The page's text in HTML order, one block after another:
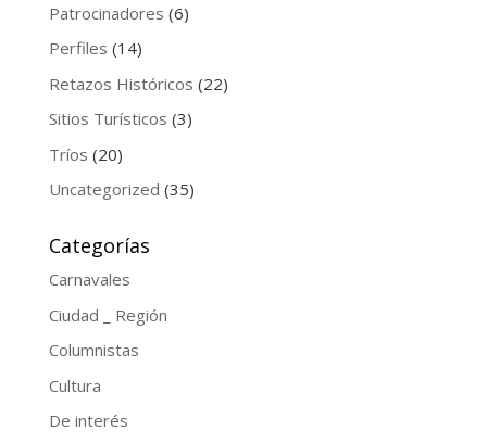
Patrocinadores (6)
Perfiles (14)
Retazos Históricos (22)
Sitios Turísticos (3)
Tríos (20)
Uncategorized (35)
Categorías
Carnavales
Ciudad _ Región
Columnistas
Cultura
De interés